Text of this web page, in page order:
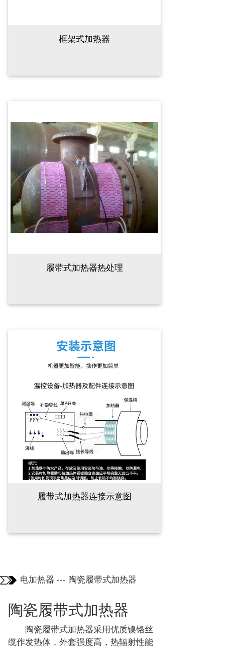
框架式加热器
履带式加热器热处理
履带式加热器连接示意图
电加热器 --- 陶瓷履带式加热器
陶瓷履带式加热器
陶瓷履带式加热器采用优质镍铬丝
缆作发热体，外套强度高，热辐射性能